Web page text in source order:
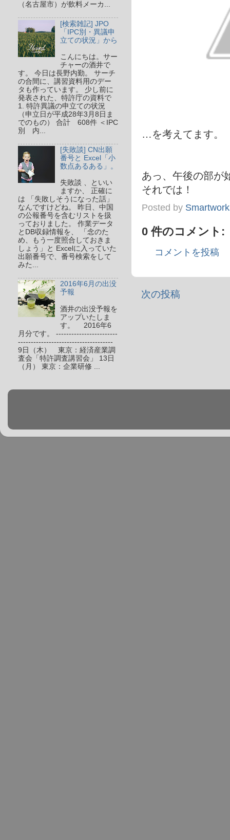
…を考えてます。
あっ、午後の部が
それでは！
Posted by
0 件のコメント:
コメントを投稿
次の投稿
（名古屋市）が飲料メーカ...
[検索雑記] JPO
「IPC別・異議申
立ての状況」から
こんにちは。サー
チャーの酒井で
す。 今日は長野内勤。 サーチ
の合間に、講習資料用のデー
タも作っています。 少し前に
発表された、特許庁の資料で
1. 特許異議の申立ての状況
（申立日が平成28年3月8日ま
でのもの） 合計 608件 ＜IPC
別 内...
[失敗談] CN出願
番号と Excel「小
数点あるある」。
失敗談 、といい
ますか、 正確に
は 「失敗しそうになった話」
なんですけどね。 昨日、中国
の公報番号を含むリストを扱
っておりました。 作業データ
とDB収録情報を、 「念のた
め、もう一度照合しておきま
しょう」と Excelに入っていた
出願番号で、番号検索をして
みた...
2016年6月の出没
予報
酒井の出没予報を
アップいたしま
す。 2016年6
月分です。 ------------------------
-------------------------------------
9日（木） 東京：経済産業調
査会「特許調査講習会」 13日
（月） 東京：企業研修 ...